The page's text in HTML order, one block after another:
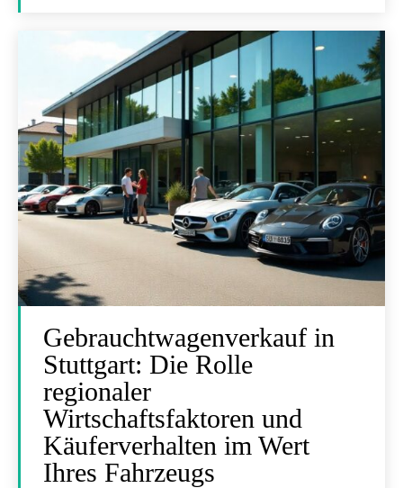
Gebrauchtwagenverkauf in
Stuttgart: Die Rolle
regionaler
Wirtschaftsfaktoren und
Käuferverhalten im Wert
Ihres Fahrzeugs